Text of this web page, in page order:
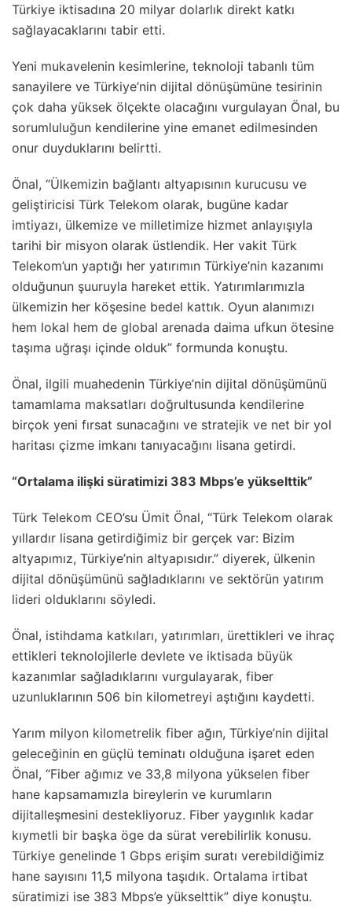
Türkiye iktisadına 20 milyar dolarlık direkt katkı
sağlayacaklarını tabir etti.
Yeni mukavelenin kesimlerine, teknoloji tabanlı tüm
sanayilere ve Türkiye’nin dijital dönüşümüne tesirinin
çok daha yüksek ölçekte olacağını vurgulayan Önal, bu
sorumluluğun kendilerine yine emanet edilmesinden
onur duyduklarını belirtti.
Önal, “Ülkemizin bağlantı altyapısının kurucusu ve
geliştiricisi Türk Telekom olarak, bugüne kadar
imtiyazı, ülkemize ve milletimize hizmet anlayışıyla
tarihi bir misyon olarak üstlendik. Her vakit Türk
Telekom’un yaptığı her yatırımın Türkiye’nin kazanımı
olduğunun şuuruyla hareket ettik. Yatırımlarımızla
ülkemizin her köşesine bedel kattık. Oyun alanımızı
hem lokal hem de global arenada daima ufkun ötesine
taşıma uğraşı içinde olduk” formunda konuştu.
Önal, ilgili muahedenin Türkiye’nin dijital dönüşümünü
tamamlama maksatları doğrultusunda kendilerine
birçok yeni fırsat sunacağını ve stratejik ve net bir yol
haritası çizme imkanı tanıyacağını lisana getirdi.
“Ortalama ilişki süratimizi 383 Mbps’e yükselttik”
Türk Telekom CEO’su Ümit Önal, “Türk Telekom olarak
yıllardır lisana getirdiğimiz bir gerçek var: Bizim
altyapımız, Türkiye’nin altyapısıdır.” diyerek, ülkenin
dijital dönüşümünü sağladıklarını ve sektörün yatırım
lideri olduklarını söyledi.
Önal, istihdama katkıları, yatırımları, ürettikleri ve ihraç
ettikleri teknolojilerle devlete ve iktisada büyük
kazanımlar sağladıklarını vurgulayarak, fiber
uzunluklarının 506 bin kilometreyi aştığını kaydetti.
Yarım milyon kilometrelik fiber ağın, Türkiye’nin dijital
geleceğinin en güçlü teminatı olduğuna işaret eden
Önal, “Fiber ağımız ve 33,8 milyona yükselen fiber
hane kapsamamızla bireylerin ve kurumların
dijitalleşmesini destekliyoruz. Fiber yaygınlık kadar
kıymetli bir başka öge da sürat verebilirlik konusu.
Türkiye genelinde 1 Gbps erişim suratı verebildiğimiz
hane sayısını 11,5 milyona taşıdık. Ortalama irtibat
süratimizi ise 383 Mbps’e yükselttik” diye konuştu.